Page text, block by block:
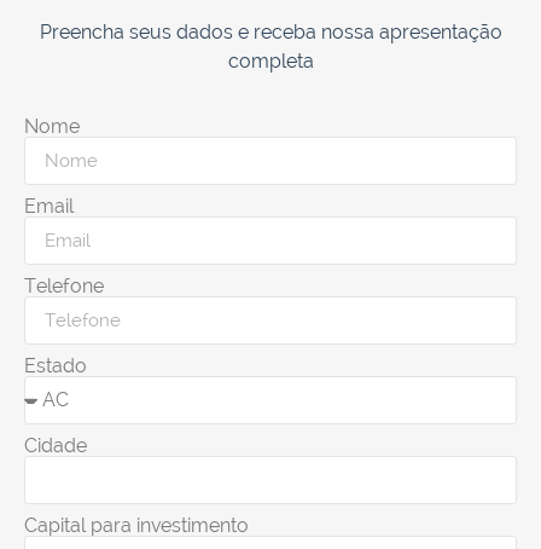
Preencha seus dados e receba nossa apresentação
completa
Nome
Email
Telefone
Estado
Cidade
Capital para investimento